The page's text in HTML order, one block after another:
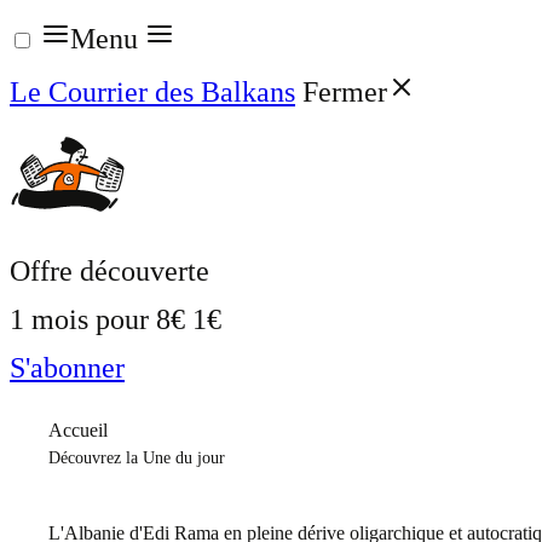
Aller
au
contenu
Menu
Le Courrier des Balkans Fermer
Offre découverte
1 mois pour 8€ 1€
S'abonner
Accueil
Découvrez la Une du jour
L'Albanie d'Edi Rama en pleine dérive oligarchique et